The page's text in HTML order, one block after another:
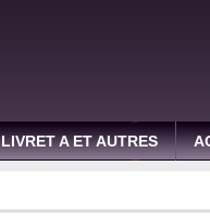
LIVRET A ET AUTRES